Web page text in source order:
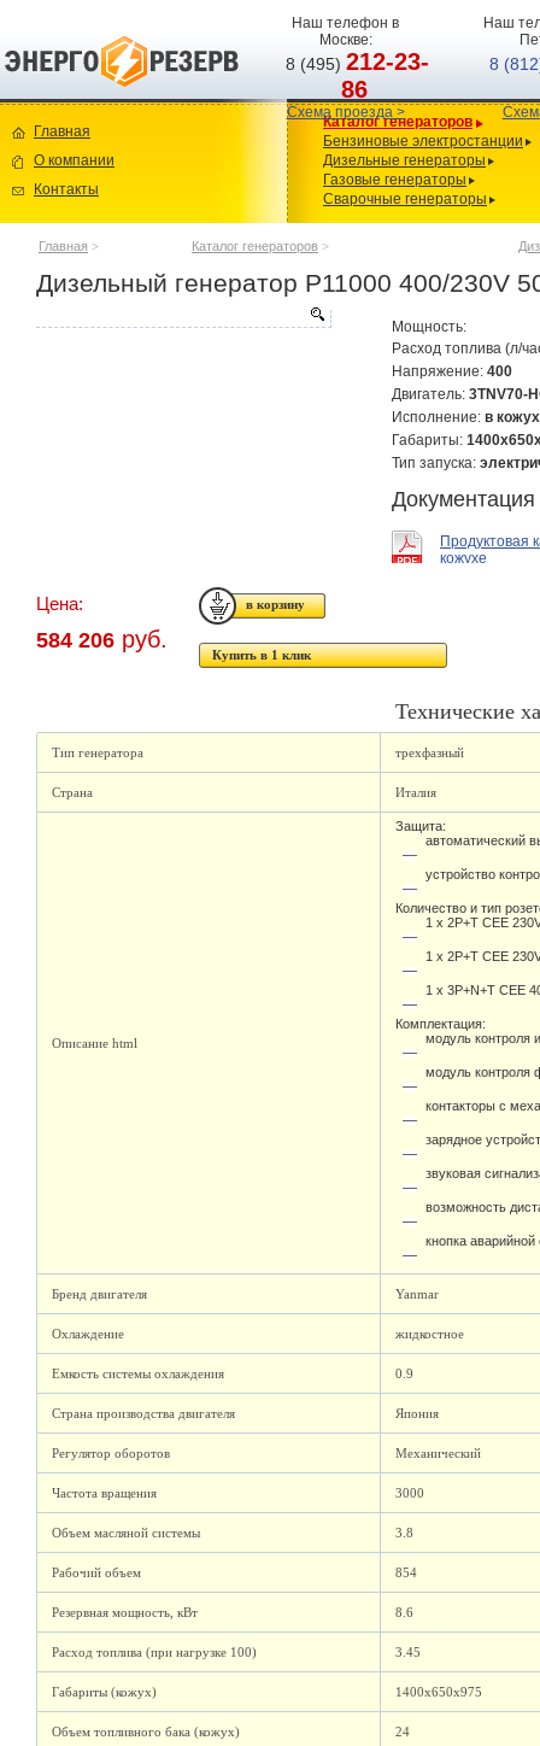
Наш телефон в
Москве:
8 (495)212-23-
86
Схема проезда >
Наш
8
Главная
О компании
Контакты
Каталог генераторов
Бензиновые электростанции
Дизельные генераторы
Газовые генераторы
Сварочные генераторы
Главная > Каталог генераторов >
Дизельный генератор P11000 400/230V
Мощность:
Расход топлива (л/
Напряжение: 400
Двигатель: 3TNV70-
Исполнение: в
Габариты:
Тип запуска:
Документация
Продуктовая
кожухе
Цена:
584 206 руб.
Купить в 1 клик
Технические
Тип генератора трехфазный
Страна Италия
Описание html
Защита:
автоматический
устройство
Количество и тип
1 x 2P+T CEE
1 x 2P+T CEE
1 x 3P+N+T CEE
Комплектация:
модуль контроля
модуль контроля
контакторы с
зарядное
звуковая
возможность
кнопка
Бренд двигателя Yanmar
Охлаждение жидкостное
Емкость системы охлаждения 0.9
Страна производства двигателя Япония
Регулятор оборотов Механический
Частота вращения 3000
Объем масляной системы 3.8
Рабочий объем 854
Резервная мощность, кВт 8.6
Расход топлива (при нагрузке 100) 3.45
Габариты (кожух) 1400х650х975
Объем топливного бака (кожух) 24